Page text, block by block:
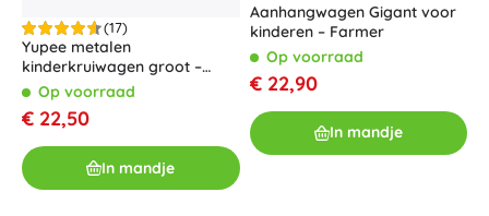
(17)
Yupee metalen
kinderkruiwagen groot –
Blauw
Op voorraad
€ 22,50
In mandje
Aanhangwagen Gigant voor
kinderen – Farmer
Op voorraad
€ 22,90
In mandje